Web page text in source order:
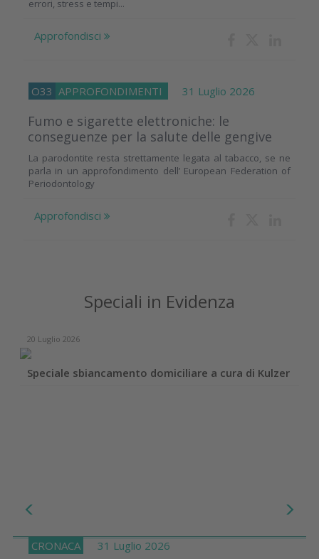
errori, stress e tempi...
Approfondisci
O33 APPROFONDIMENTI 31 Luglio 2026
Fumo e sigarette elettroniche: le
conseguenze per la salute delle gengive
La parodontite resta strettamente legata al tabacco, se ne
parla in un approfondimento dell’ European Federation of
Periodontology
Approfondisci
Speciali in Evidenza
20 Luglio 2026
Speciale sbiancamento domiciliare a cura di Kulzer
CRONACA 31 Luglio 2026